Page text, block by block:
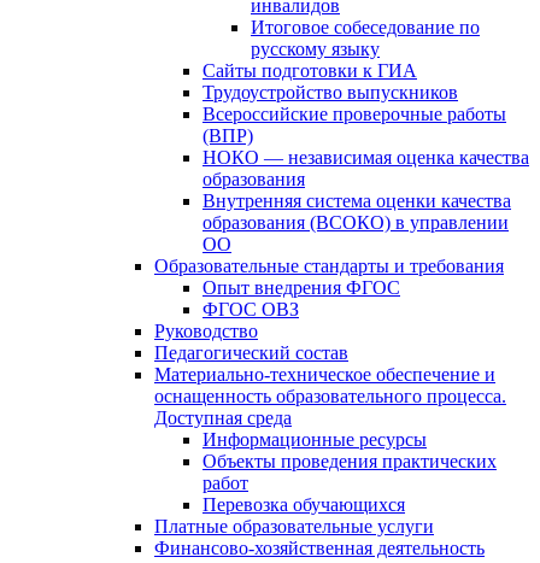
инвалидов
Итоговое собеседование по
русскому языку
Сайты подготовки к ГИА
Трудоустройство выпускников
Всероссийские проверочные работы
(ВПР)
НОКО — независимая оценка качества
образования
Внутренняя система оценки качества
образования (ВСОКО) в управлении
ОО
Образовательные стандарты и требования
Опыт внедрения ФГОС
ФГОС ОВЗ
Руководство
Педагогический состав
Материально-техническое обеспечение и
оснащенность образовательного процесса.
Доступная среда
Информационные ресурсы
Объекты проведения практических
работ
Перевозка обучающихся
Платные образовательные услуги
Финансово-хозяйственная деятельность